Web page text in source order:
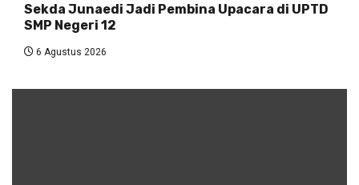
Sekda Junaedi Jadi Pembina Upacara di UPTD
SMP Negeri 12
6 Agustus 2026